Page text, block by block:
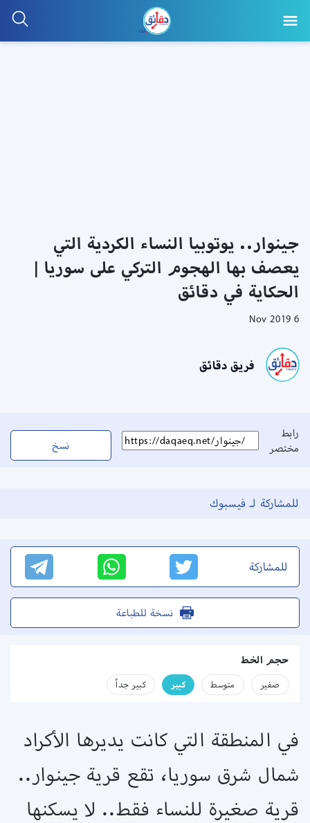
جينوار.. يوتوبيا النساء الكردية التي
يعصف بها الهجوم التركي على سوريا |
الحكاية في دقائق
6 Nov 2019
فريق دقائق
رابط
مختصر
نسخ
للمشاركة لـ فيسبوك
للمشاركة
نسخة للطباعة
حجم الخط
صفير متوسط كبير كبير جداً
في المنطقة التي كانت يديرها الأكراد
شمال شرق سوريا، تقع قرية جينوار..
قرية صغيرة للنساء فقط.. لا يسكنها